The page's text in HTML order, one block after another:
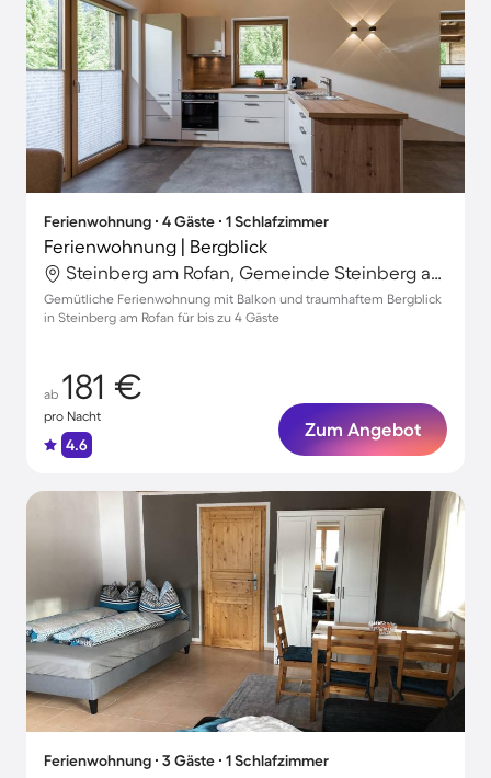
Ferienwohnung ∙ 4 Gäste ∙ 1 Schlafzimmer
Ferienwohnung | Bergblick
Steinberg am Rofan, Gemeinde Steinberg am Rofan, Österreich
Gemütliche Ferienwohnung mit Balkon und traumhaftem Bergblick
in Steinberg am Rofan für bis zu 4 Gäste
ab 181 €
pro Nacht
4.6
Zum Angebot
Ferienwohnung ∙ 3 Gäste ∙ 1 Schlafzimmer